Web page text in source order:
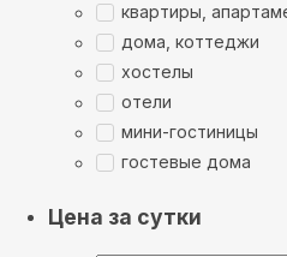
квартиры,
дома, коттеджи
хостелы
отели
мини-гостиницы
гостевые дома
Цена за сутки